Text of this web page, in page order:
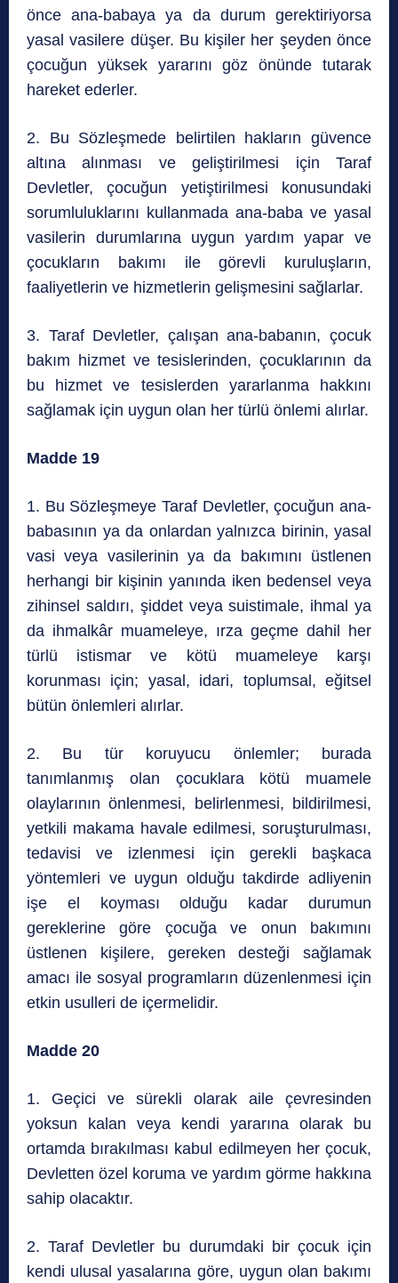
önce ana-babaya ya da durum gerektiriyorsa
yasal vasilere düşer. Bu kişiler her şeyden önce
çocuğun yüksek yararını göz önünde tutarak
hareket ederler.
2. Bu Sözleşmede belirtilen hakların güvence
altına alınması ve geliştirilmesi için Taraf
Devletler, çocuğun yetiştirilmesi konusundaki
sorumluluklarını kullanmada ana-baba ve yasal
vasilerin durumlarına uygun yardım yapar ve
çocukların bakımı ile görevli kuruluşların,
faaliyetlerin ve hizmetlerin gelişmesini sağlarlar.
3. Taraf Devletler, çalışan ana-babanın, çocuk
bakım hizmet ve tesislerinden, çocuklarının da
bu hizmet ve tesislerden yararlanma hakkını
sağlamak için uygun olan her türlü önlemi alırlar.
Madde 19
1. Bu Sözleşmeye Taraf Devletler, çocuğun ana-
babasının ya da onlardan yalnızca birinin, yasal
vasi veya vasilerinin ya da bakımını üstlenen
herhangi bir kişinin yanında iken bedensel veya
zihinsel saldırı, şiddet veya suistimale, ihmal ya
da ihmalkâr muameleye, ırza geçme dahil her
türlü istismar ve kötü muameleye karşı
korunması için; yasal, idari, toplumsal, eğitsel
bütün önlemleri alırlar.
2. Bu tür koruyucu önlemler; burada
tanımlanmış olan çocuklara kötü muamele
olaylarının önlenmesi, belirlenmesi, bildirilmesi,
yetkili makama havale edilmesi, soruşturulması,
tedavisi ve izlenmesi için gerekli başkaca
yöntemleri ve uygun olduğu takdirde adliyenin
işe el koyması olduğu kadar durumun
gereklerine göre çocuğa ve onun bakımını
üstlenen kişilere, gereken desteği sağlamak
amacı ile sosyal programların düzenlenmesi için
etkin usulleri de içermelidir.
Madde 20
1. Geçici ve sürekli olarak aile çevresinden
yoksun kalan veya kendi yararına olarak bu
ortamda bırakılması kabul edilmeyen her çocuk,
Devletten özel koruma ve yardım görme hakkına
sahip olacaktır.
2. Taraf Devletler bu durumdaki bir çocuk için
kendi ulusal yasalarına göre, uygun olan bakımı